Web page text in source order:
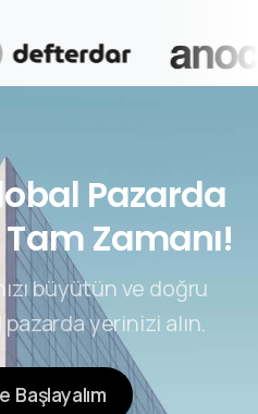
Pazarda
Zamanı!
büyütün ve doğru
yerinizi alın.
Başlayalım